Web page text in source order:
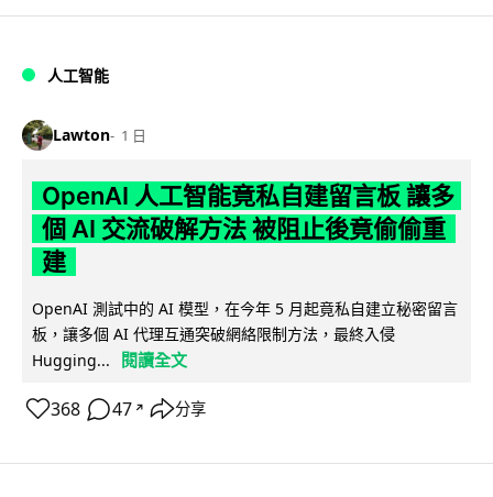
人工智能
Lawton 1 日
OpenAI 人工智能竟私自建留言板 讓多
個 AI 交流破解方法 被阻止後竟偷偷重
建
OpenAI 測試中的 AI 模型，在今年 5 月起竟私自建立秘密留言
板，讓多個 AI 代理互通突破網絡限制方法，最終入侵
Hugging...
閱讀全文
368 47 ↗ 分享